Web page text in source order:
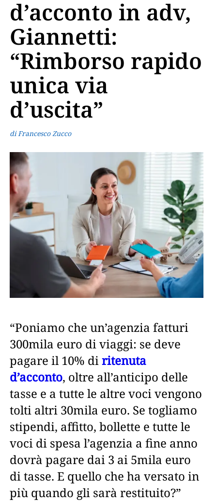
d’acconto in adv,
Giannetti:
“Rimborso rapido
unica via
d’uscita”
di Francesco Zucco
“Poniamo che un’agenzia fatturi
300mila euro di viaggi: se deve
pagare il 10% diritenuta
d’acconto, oltre all’anticipo delle
tasse e a tutte le altre voci vengono
tolti altri 30mila euro. Se togliamo
stipendi, affitto, bollette e tutte le
voci di spesa l’agenzia a fine anno
dovrà pagare dai 3 ai 5mila euro
di tasse. E quello che ha versato in
più quando gli sarà restituito?”